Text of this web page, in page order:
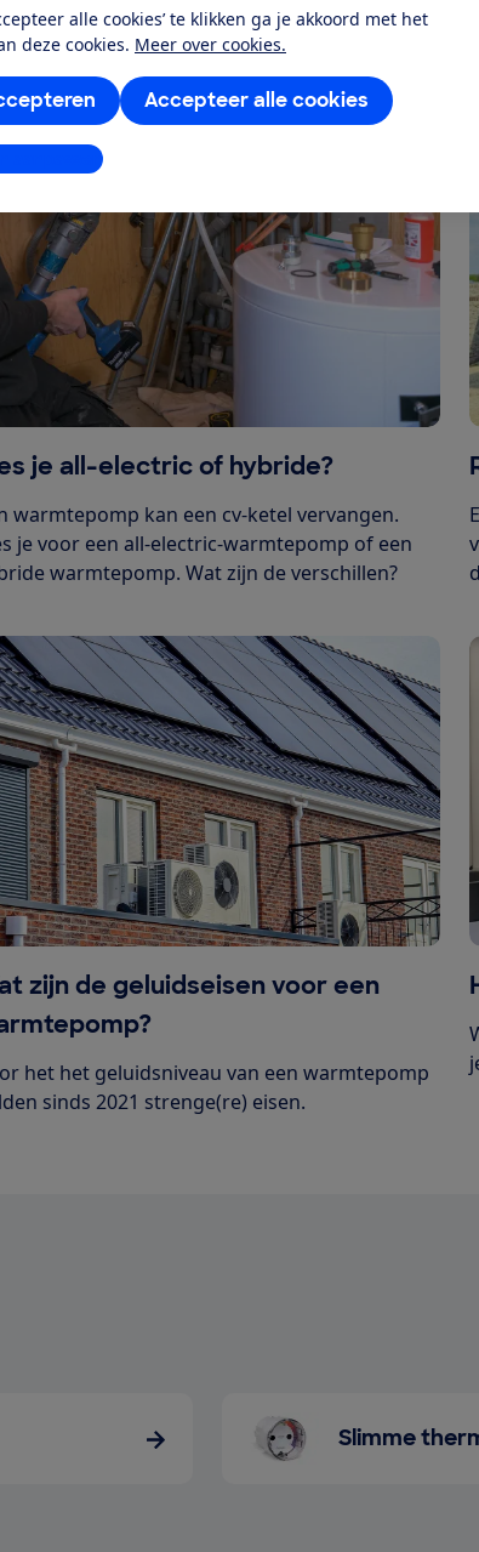
alle cookies’ te klikken ga je akkoord met het
deze cookies. Meer over cookies.
Accepteer alle cookies
aanpassen
je all-electric of hybride?
warmtepomp kan een cv-ketel vervangen.
je voor een all-electric-warmtepomp of een
warmtepomp. Wat zijn de verschillen?
zijn de geluidseisen voor een
het het geluidsniveau van een warmtepomp
sinds 2021 strenge(re) eisen.
Slimme